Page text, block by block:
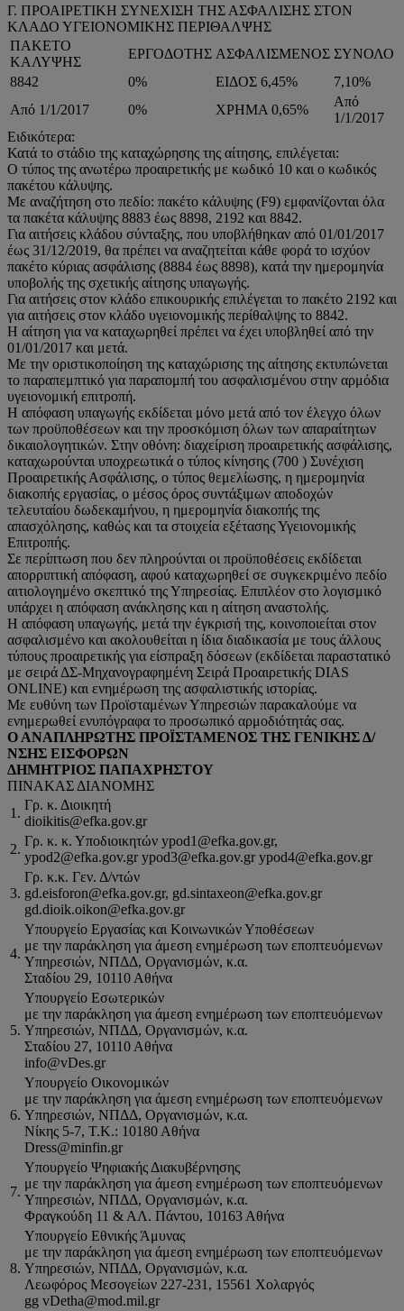
Γ. ΠΡΟΑΙΡΕΤΙΚΗ ΣΥΝΕΧΙΣΗ ΤΗΣ ΑΣΦΑΛΙΣΗΣ ΣΤΟΝ
ΚΛΑΔΟ ΥΓΕΙΟΝΟΜΙΚΗΣ ΠΕΡΙΘΑΛΨΗΣ
ΠΑΚΕΤΟ
ΚΑΛΥΨΗΣ
ΕΡΓΟΔΟΤΗΣ ΑΣΦΑΛΙΣΜΕΝΟΣ ΣΥΝΟΛΟ
8842
0% ΕΙΔΟΣ 6,45%
7,10%
Από 1/1/2017
0% ΧΡΗΜΑ 0,65%
Από
1/1/2017
Ειδικότερα:
Κατά το στάδιο της καταχώρησης της αίτησης, επιλέγεται:
Ο τύπος της ανωτέρω προαιρετικής με κωδικό 10 και ο κωδικός
πακέτου κάλυψης.
Με αναζήτηση στο πεδίο: πακέτο κάλυψης (F9) εμφανίζονται όλα
τα πακέτα κάλυψης 8883 έως 8898, 2192 και 8842.
Για αιτήσεις κλάδου σύνταξης, που υποβλήθηκαν από 01/01/2017
έως 31/12/2019, θα πρέπει να αναζητείται κάθε φορά το ισχύον
πακέτο κύριας ασφάλισης (8884 έως 8898), κατά την ημερομηνία
υποβολής της σχετικής αίτησης υπαγωγής.
Για αιτήσεις στον κλάδο επικουρικής επιλέγεται το πακέτο 2192 και
για αιτήσεις στον κλάδο υγειονομικής περίθαλψης το 8842.
Η αίτηση για να καταχωρηθεί πρέπει να έχει υποβληθεί από την
01/01/2017 και μετά.
Με την οριστικοποίηση της καταχώρισης της αίτησης εκτυπώνεται
το παραπεμπτικό για παραπομπή του ασφαλισμένου στην αρμόδια
υγειονομική επιτροπή.
Η απόφαση υπαγωγής εκδίδεται μόνο μετά από τον έλεγχο όλων
των προϋποθέσεων και την προσκόμιση όλων των απαραίτητων
δικαιολογητικών. Στην οθόνη: διαχείριση προαιρετικής ασφάλισης,
καταχωρούνται υποχρεωτικά ο τύπος κίνησης (700 ) Συνέχιση
Προαιρετικής Ασφάλισης, ο τύπος θεμελίωσης, η ημερομηνία
διακοπής εργασίας, ο μέσος όρος συντάξιμων αποδοχών
τελευταίου δωδεκαμήνου, η ημερομηνία διακοπής της
απασχόλησης, καθώς και τα στοιχεία εξέτασης Υγειονομικής
Επιτροπής.
Σε περίπτωση που δεν πληρούνται οι προϋποθέσεις εκδίδεται
απορριπτική απόφαση, αφού καταχωρηθεί σε συγκεκριμένο πεδίο
αιτιολογημένο σκεπτικό της Υπηρεσίας. Επιπλέον στο λογισμικό
υπάρχει η απόφαση ανάκλησης και η αίτηση αναστολής.
Η απόφαση υπαγωγής, μετά την έγκρισή της, κοινοποιείται στον
ασφαλισμένο και ακολουθείται η ίδια διαδικασία με τους άλλους
τύπους προαιρετικής για είσπραξη δόσεων (εκδίδεται παραστατικό
με σειρά ΔΣ-Μηχανογραφημένη Σειρά Προαιρετικής DIAS
ONLINE) και ενημέρωση της ασφαλιστικής ιστορίας.
Με ευθύνη των Προϊσταμένων Υπηρεσιών παρακαλούμε να
ενημερωθεί ενυπόγραφα το προσωπικό αρμοδιότητάς σας.
Ο ΑΝΑΠΛΗΡΩΤΗΣ ΠΡΟΪΣΤΑΜΕΝΟΣ ΤΗΣ ΓΕΝΙΚΗΣ Δ/
ΝΣΗΣ ΕΙΣΦΟΡΩΝ
ΔΗΜΗΤΡΙΟΣ ΠΑΠΑΧΡΗΣΤΟΥ
ΠΙΝΑΚΑΣ ΔΙΑΝΟΜΗΣ
1.
Γρ. κ. Διοικητή
dioikitis@efka.gov.gr
2.
Γρ. κ. κ. Υποδιοικητών ypod1@efka.gov.gr,
ypod2@efka.gov.gr ypod3@efka.gov.gr ypod4@efka.gov.gr
3.
Γρ. κ.κ. Γεν. Δ/ντών
gd.eisforon@efka.gov.gr, gd.sintaxeon@efka.gov.gr
gd.dioik.oikon@efka.gov.gr
4.
Υπουργείο Εργασίας και Κοινωνικών Υποθέσεων
με την παράκληση για άμεση ενημέρωση των εποπτευόμενων
Υπηρεσιών, ΝΠΔΔ, Οργανισμών, κ.α.
Σταδίου 29, 10110 Αθήνα
5.
Υπουργείο Εσωτερικών
με την παράκληση για άμεση ενημέρωση των εποπτευόμενων
Υπηρεσιών, ΝΠΔΔ, Οργανισμών, κ.α.
Σταδίου 27, 10110 Αθήνα
info@vDes.gr
6.
Υπουργείο Οικονομικών
με την παράκληση για άμεση ενημέρωση των εποπτευόμενων
Υπηρεσιών, ΝΠΔΔ, Οργανισμών, κ.α.
Νίκης 5-7, Τ.Κ.: 10180 Αθήνα
Dress@minfin.gr
7.
Υπουργείο Ψηφιακής Διακυβέρνησης
με την παράκληση για άμεση ενημέρωση των εποπτευόμενων
Υπηρεσιών, ΝΠΔΔ, Οργανισμών, κ.α.
Φραγκούδη 11 & ΑΛ. Πάντου, 10163 Αθήνα
8.
Υπουργείο Εθνικής Άμυνας
με την παράκληση για άμεση ενημέρωση των εποπτευόμενων
Υπηρεσιών, ΝΠΔΔ, Οργανισμών, κ.α.
Λεωφόρος Μεσογείων 227-231, 15561 Χολαργός
gg vDetha@mod.mil.gr